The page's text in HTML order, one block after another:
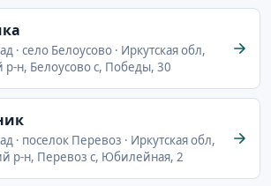
· село Белоусово · Иркутская обл,
р-н, Белоусово с, Победы, 30
· поселок Перевоз · Иркутская обл,
р-н, Перевоз с, Юбилейная, 2